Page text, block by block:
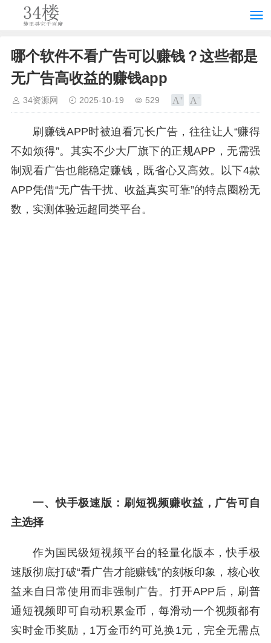
哪个软件不看广告可以赚钱？这些都是
无广告高收益的赚钱app
34资源网 2025-10-19 529
刷赚钱APP时被迫看冗长广告，往往让人“赚得
不如烦得”。其实不少大厂旗下的正规APP，无需强
制观看广告也能稳定赚钱，既省心又高效。以下4款
APP凭借“无广告干扰、收益真实可靠”的特点圈粉无
数，实测体验远超同类平台。
一、快手极速版：刷短视频赚收益，广告可自
主选择
作为国民级短视频平台的轻量化版本，快手极
速版彻底打破“看广告才能赚钱”的刻板印象，核心收
益来自日常使用而非强制广告。打开APP后，刷普
通短视频即可自动积累金币，每滑动一个视频都有
实时金币奖励，1万金币约可兑换1元，完全无需点